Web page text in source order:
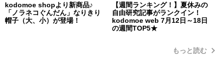
kodomoe shopより新商品♪
「ノラネコぐんだん」なりきり
帽子（大、小）が登場！
【週間ランキング！】夏休みの
自由研究記事がランクイン！
kodomoe web 7月12日～18日
の週間TOP5★
もっと読む